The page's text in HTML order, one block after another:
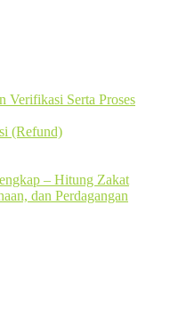
Verifikasi Serta Proses
(Refund)
– Hitung Zakat
dan Perdagangan